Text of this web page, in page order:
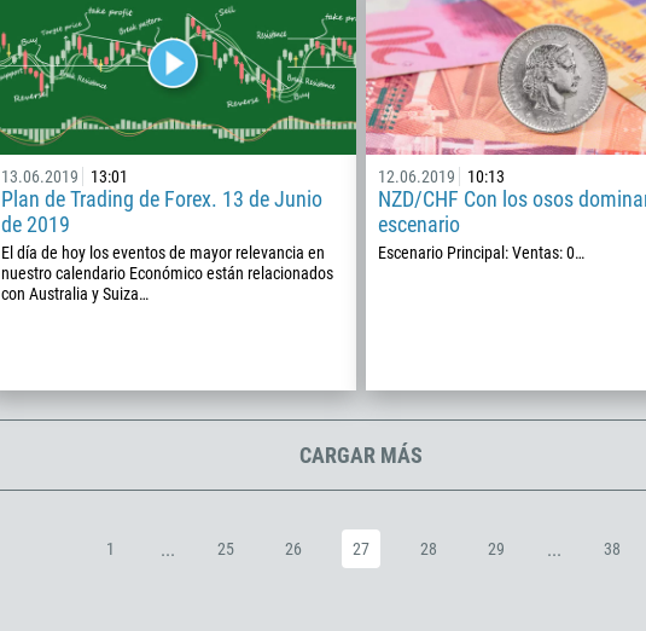
13.06.2019 13:01
Plan de Trading de Forex. 13 de Junio
de 2019
El día de hoy los eventos de mayor relevancia en
nuestro calendario Económico están relacionados
con Australia y Suiza…
12.06.2019 10:13
NZD/CHF Con los osos
escenario
Escenario Principal: Ventas: 0…
CARGAR MÁS
1 ... 25 26 27 28 29 ... 38
376
244
1264
672
54
297
994
1242
880
Escribe tu comentario, si es necesario
PEDIR UNA LLAMADA